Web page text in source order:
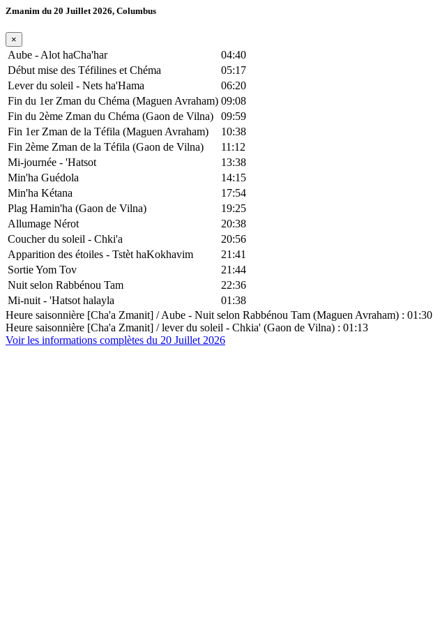
Zmanim du 20 Juillet 2026, Columbus
×
Aube - Alot haCha'har
04:40
Début mise des Téfilines et Chéma
05:17
Lever du soleil - Nets ha'Hama
06:20
Fin du 1er Zman du Chéma (Maguen Avraham) 09:08
Fin du 2ème Zman du Chéma (Gaon de Vilna)
09:59
Fin 1er Zman de la Téfila (Maguen Avraham)
10:38
Fin 2ème Zman de la Téfila (Gaon de Vilna)
11:12
Mi-journée - 'Hatsot
13:38
Min'ha Guédola
14:15
Min'ha Kétana
17:54
Plag Hamin'ha (Gaon de Vilna)
19:25
Allumage Nérot
20:38
Coucher du soleil - Chki'a
20:56
Apparition des étoiles - Tstèt haKokhavim
21:41
Sortie Yom Tov
21:44
Nuit selon Rabbénou Tam
22:36
Mi-nuit - 'Hatsot halayla
01:38
Heure saisonnière [Cha'a Zmanit] / Aube - Nuit selon Rabbénou Tam (Maguen Avraham) : 01:30
Heure saisonnière [Cha'a Zmanit] / lever du soleil - Chkia' (Gaon de Vilna) : 01:13
Voir les informations complètes du 20 Juillet 2026